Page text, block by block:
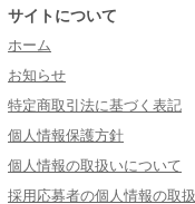
サイトについて
ホーム
お知らせ
特定商取引法に基づく表記
個人情報保護方針
個人情報の取扱いについて
採用応募者の個人情報の取